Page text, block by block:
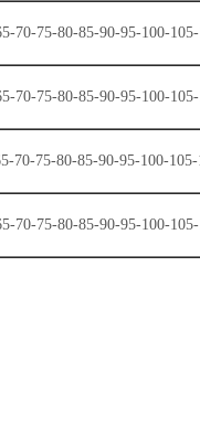
70-75-80-85-90-95-100-
70-75-80-85-90-95-100-
70-75-80-85-90-95-100-
70-75-80-85-90-95-100-